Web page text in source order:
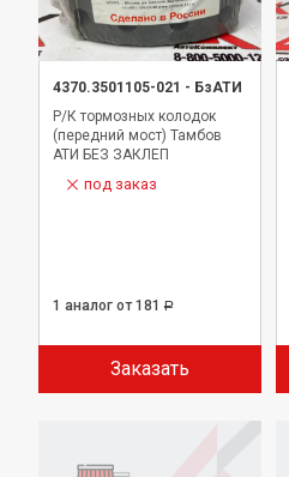
4370.3501105-021 - БзАТИ
Р/К тормозных колодок
(передний мост) Тамбов
АТИ БЕЗ ЗАКЛЕП
под заказ
1 аналог от 181 Р
Заказать